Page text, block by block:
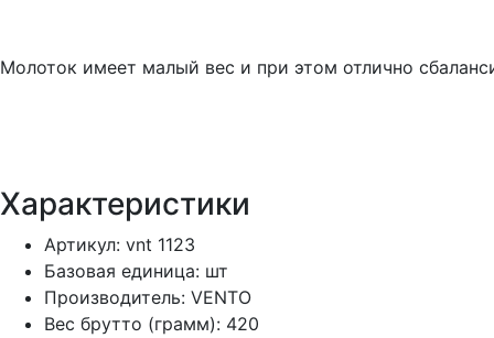
Молоток имеет малый вес и при этом отлично
Характеристики
Артикул: vnt 1123
Базовая единица: шт
Производитель: VENTO
Вес брутто (грамм): 420